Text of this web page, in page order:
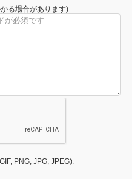
る場合があります)
PNG, JPG, JPEG):